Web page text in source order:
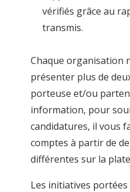
vérifiés grâce au
transmis.
Chaque organisation
présenter plus de
porteuse et/ou
information, pour
candidatures, il vous
comptes à partir de
différentes sur la
Les initiatives